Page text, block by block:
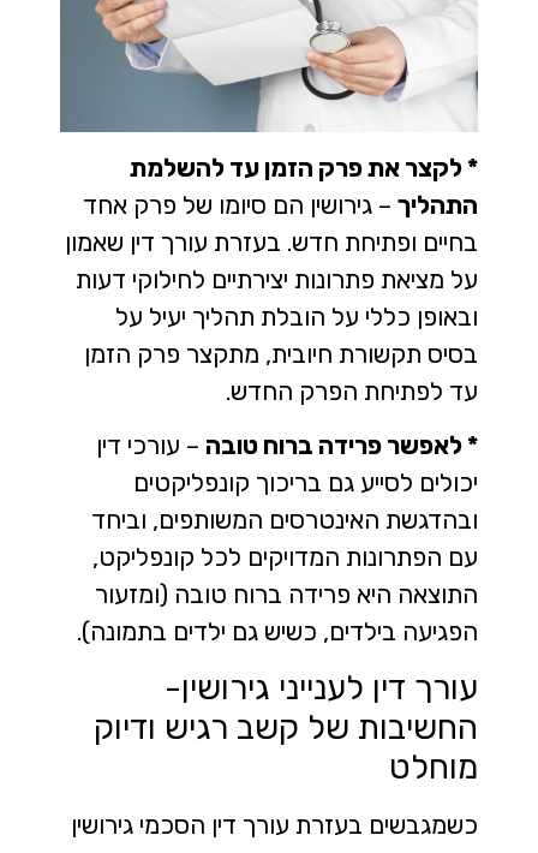
* לקצר את פרק הזמן עד להשלמת
התהליך – גירושין הם סיומו של פרק אחד
בחיים ופתיחת חדש. בעזרת עורך דין שאמון
על מציאת פתרונות יצירתיים לחילוקי דעות
ובאופן כללי על הובלת תהליך יעיל על
בסיס תקשורת חיובית, מתקצר פרק הזמן
עד לפתיחת הפרק החדש.
* לאפשר פרידה ברוח טובה – עורכי דין
יכולים לסייע גם בריכוך קונפליקטים
ובהדגשת האינטרסים המשותפים, וביחד
עם הפתרונות המדויקים לכל קונפליקט,
התוצאה היא פרידה ברוח טובה (ומזעור
הפגיעה בילדים, כשיש גם ילדים בתמונה).
עורך דין לענייני גירושין-
החשיבות של קשב רגיש ודיוק
מוחלט
כשמגבשים בעזרת עורך דין הסכמי גירושין